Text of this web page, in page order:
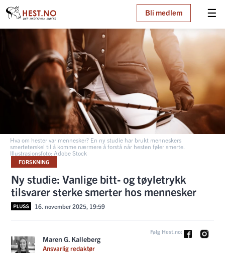
☰
Bli medlem
Hva om hester var mennesker? En ny studie har brukt menneskers
smerteterskel til å komme nærmere å forstå når hesten føler smerte.
Illustrasjonsfoto: Adobe Stock
FORSKNING
Ny studie: Vanlige bitt- og tøyletrykk
tilsvarer sterke smerter hos mennesker
16. november 2025, 19:59
Maren G. Kalleberg
Ansvarlig redaktør
Følg Hest.no: